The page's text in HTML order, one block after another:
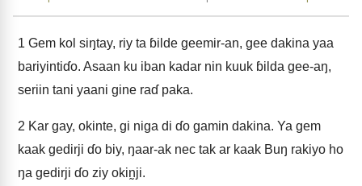
1 Gem kol siŋtay, riy ta ɓilde geemir-an, gee dakina yaa
bariyintiɗo. Asaan ku iban kadar nin kuuk ɓilda gee-aŋ,
seriin tani yaani gine raɗ paka.
2 Kar gay, okinte, gi niga di ɗo gamin dakina. Ya gem
kaak gedirji ɗo biy, ŋaar-ak nec tak ar kaak Buŋ rakiyo ho
ŋa gedirji ɗo ziy okin̰ji.